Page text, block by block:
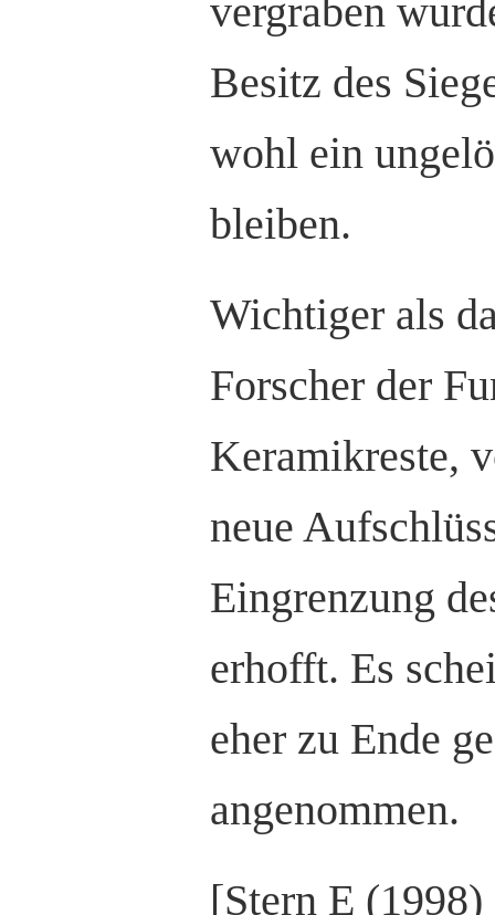
vergraben
Besitz des
wohl ein
bleiben.
Wichtiger als
Forscher der
Keramikreste,
neue
Eingrenzung
erhofft. Es
eher zu Ende
angenommen.
[Stern E